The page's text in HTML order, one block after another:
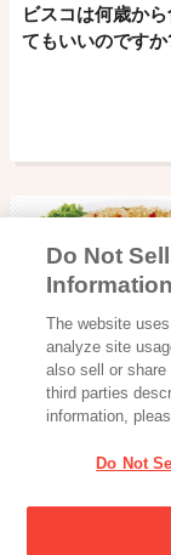
ビスコは何歳か
てもいいのです
洋風炒めごはんの
Do Not
Information
The website
analyze site
also sell or
third parties
information,
Do Not